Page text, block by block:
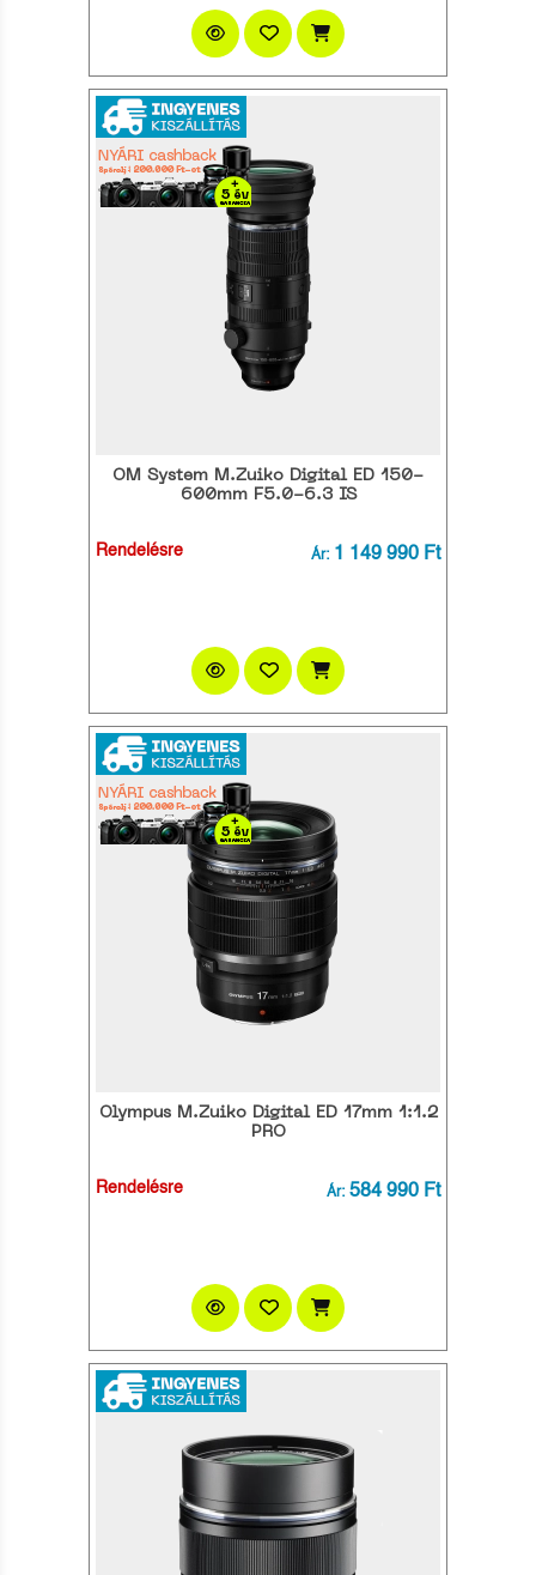
OM System M.Zuiko Digital ED 150-
600mm F5.0-6.3 IS
Rendelésre Ár: 1 149 990 Ft
Olympus M.Zuiko Digital ED 17mm 1:1.2
PRO
Rendelésre Ár: 584 990 Ft